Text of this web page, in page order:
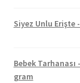
Siyez Unlu Erişte
Bebek Tarhanası
gram